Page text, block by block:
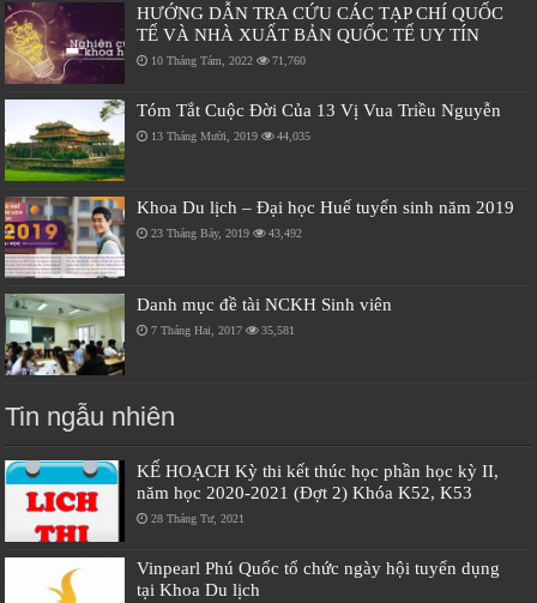
HƯỚNG DẪN TRA CỨU CÁC TẠP CHÍ QUỐC
TẾ VÀ NHÀ XUẤT BẢN QUỐC TẾ UY TÍN
10 Tháng Tám, 2022 71,760
Tóm Tắt Cuộc Đời Của 13 Vị Vua Triều Nguyễn
13 Tháng Mười, 2019 44,035
Khoa Du lịch – Đại học Huế tuyển sinh năm 2019
23 Tháng Bảy, 2019 43,492
Danh mục đề tài NCKH Sinh viên
7 Tháng Hai, 2017 35,581
Tin ngẫu nhiên
KẾ HOẠCH Kỳ thi kết thúc học phần học kỳ II,
năm học 2020-2021 (Đợt 2) Khóa K52, K53
28 Tháng Tư, 2021
Vinpearl Phú Quốc tổ chức ngày hội tuyển dụng
tại Khoa Du lịch